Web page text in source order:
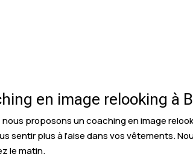
en image relooking à
nous proposons un coaching en image
sentir plus à l’aise dans vos vêtements.
le matin.